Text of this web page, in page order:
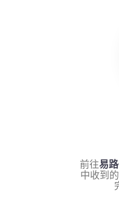
前往易
中收到